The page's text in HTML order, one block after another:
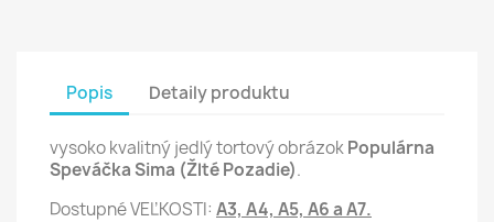
Popis Detaily produktu
vysoko kvalitný jedlý tortový obrázokPopulárna
Speváčka Sima (Žlté Pozadie).
Dostupné VEĽKOSTI: A3, A4, A5, A6 a A7.